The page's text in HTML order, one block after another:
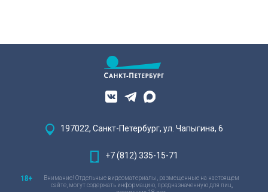
197022, Санкт-Петербург, ул. Чапыгина, 6
+7 (812) 335-15-71
Внимание! Отдельные видеоматериалы, размещенные на настоящем
сайте, могут содержать информацию, предназначенную для лиц,